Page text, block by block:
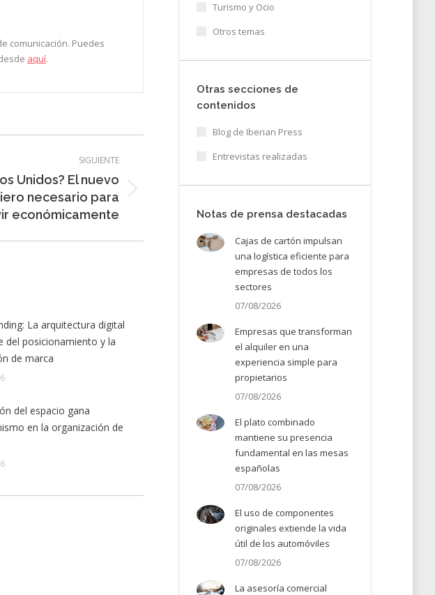
comunicación. Puedes
aquí.
SIGUIENTE
Unidos? El nuevo
necesario para
económicamente
La arquitectura digital
del posicionamiento y la
de marca
del espacio gana
en la organización de
Turismo y Ocio
Otros temas
Otras secciones de
contenidos
Blog de Iberian Press
Entrevistas realizadas
Notas de prensa destacadas
Cajas de cartón impulsan
una logística eficiente para
empresas de todos los
sectores
07/08/2026
Empresas que transforman
el alquiler en una
experiencia simple para
propietarios
07/08/2026
El plato combinado
mantiene su presencia
fundamental en las mesas
españolas
07/08/2026
El uso de componentes
originales extiende la vida
útil de los automóviles
07/08/2026
La asesoría comercial